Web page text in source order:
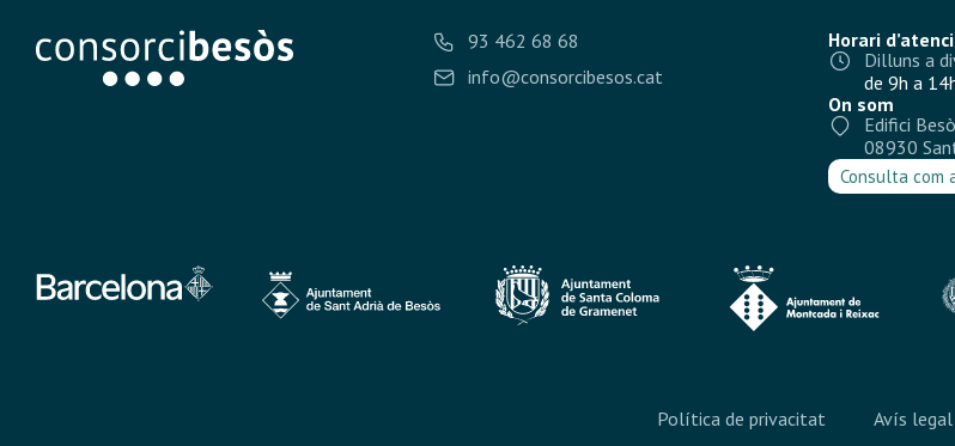
93 462 68 68
info@consorcibesos.cat
Horari
Dilluns a
de 9h a
On som
Edifici
08930
Consulta com
Política de privacitat Avís legal